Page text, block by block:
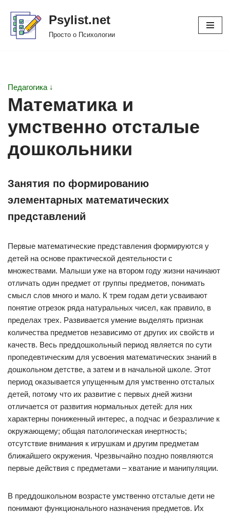
Перейти
Psylist.net
Просто о Психологии
Педагогика ↓
Математика и
умственно отсталые
дошкольники
Занятия по формированию
элементарных математических
представлений
Первые математические представления формируются у
детей на основе практической деятельности с
множествами. Малыши уже на втором году жизни начинают
отличать один предмет от группы предметов, понимать
смысл слов много и мало. К трем годам дети усваивают
понятие отрезок ряда натуральных чисел, как правило, в
пределах трех. Развивается умение выделять признак
количества предметов независимо от других их свойств и
качеств. Весь преддошкольный период является по сути
пропедевтическим для усвоения математических знаний в
дошкольном детстве, а затем и в начальной школе. Этот
период оказывается упущенным для умственно отсталых
детей, потому что их развитие с первых дней жизни
отличается от развития нормальных детей: для них
характерны пониженный интерес, а подчас и безразличие к
окружающему; общая патологическая инертность;
отсутствие внимания к игрушкам и другим предметам
ближайшего окружения. Чрезвычайно поздно появляются
первые действия с предметами – хватание и манипуляции.
В преддошкольном возрасте умственно отсталые дети не
понимают функционального назначения предметов. Их